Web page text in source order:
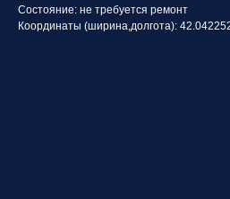
Состояние: не требуется ремонт
Координаты (ширина,долгота):